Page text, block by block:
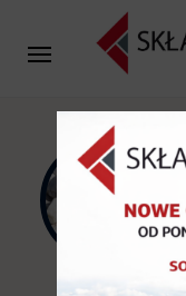
KAMIENIE